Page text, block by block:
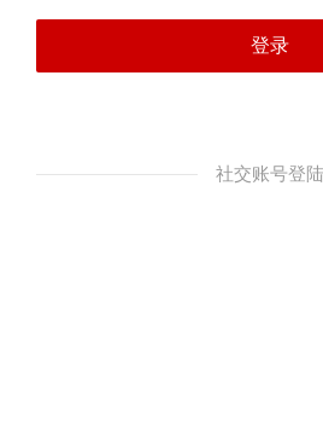
登录
社交账号登陆